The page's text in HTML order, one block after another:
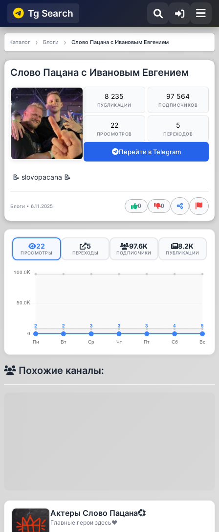
Tg Searсh
Каталог Блоги Слово Пацана с Ивановым Евгением
Слово Пацана с Ивановым Евгением
8 235
ПУБЛИКАЦИЙ
97 564
ПОДПИСЧИКОВ
22
ПРОСМОТРОВ
5
ПЕРЕХОДОВ
Перейти в Telegram
📝 slovopacana 📝
Блоги • 6.11.2025 0 0
22
ПРОСМОТРЫ
5
ПЕРЕХОДЫ
97.6K
ПОДПИСЧИКИ
8.2K
ПУБЛИКАЦИИ
Похожие каналы:
Актеры Слово Пацана💞
Главные герои здесь❤️